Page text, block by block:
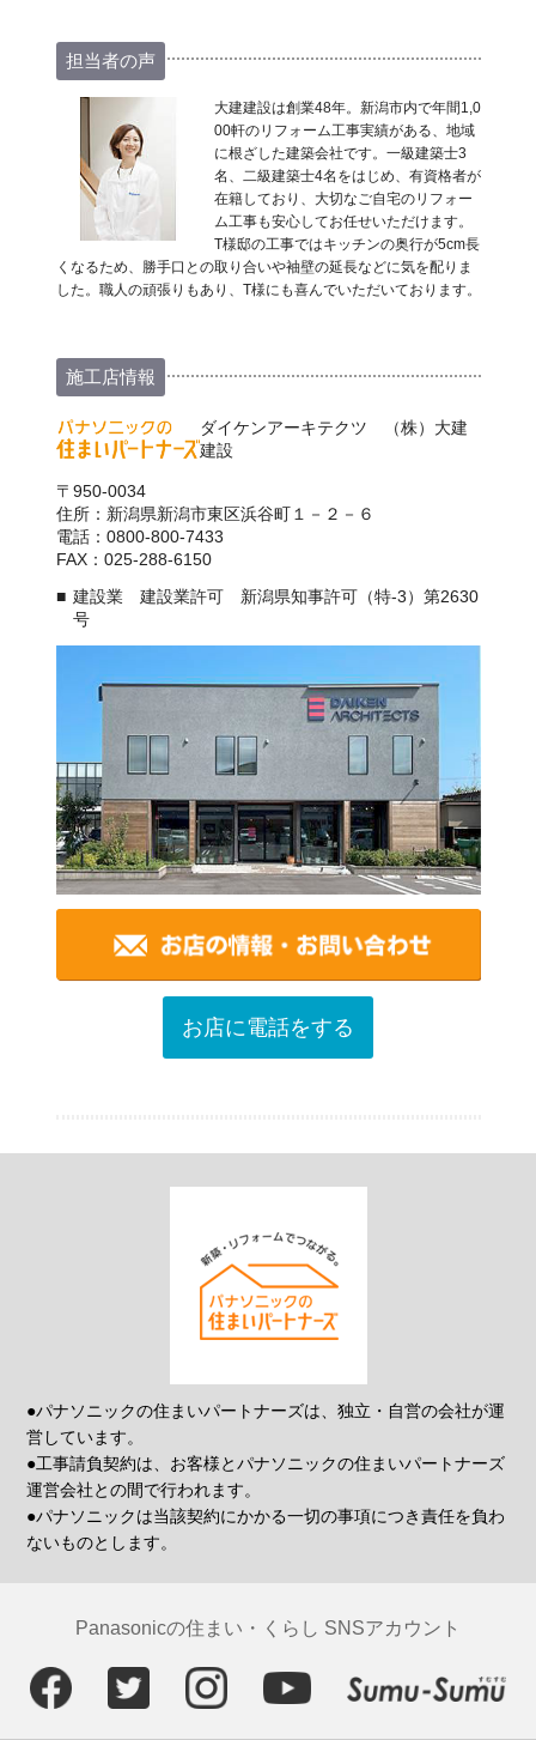
担当者の声
大建建設は創業48年。新潟市内で年間1,0
00軒のリフォーム工事実績がある、地域
に根ざした建築会社です。一級建築士3
名、二級建築士4名をはじめ、有資格者が
在籍しており、大切なご自宅のリフォー
ム工事も安心してお任せいただけます。
T様邸の工事ではキッチンの奥行が5cm長
くなるため、勝手口との取り合いや袖壁の延長などに気を配りま
した。職人の頑張りもあり、T様にも喜んでいただいております。
施工店情報
ダイケンアーキテクツ （株）大建
建設
〒950-0034
住所：新潟県新潟市東区浜谷町１－２－６
電話：0800-800-7433
FAX：025-288-6150
建設業 建設業許可 新潟県知事許可（特-3）第2630
号
お店に電話をする
●パナソニックの住まいパートナーズは、独立・自営の会社が運
営しています。
●工事請負契約は、お客様とパナソニックの住まいパートナーズ
運営会社との間で行われます。
●パナソニックは当該契約にかかる一切の事項につき責任を負わ
ないものとします。
Panasonicの住まい・くらし SNSアカウント